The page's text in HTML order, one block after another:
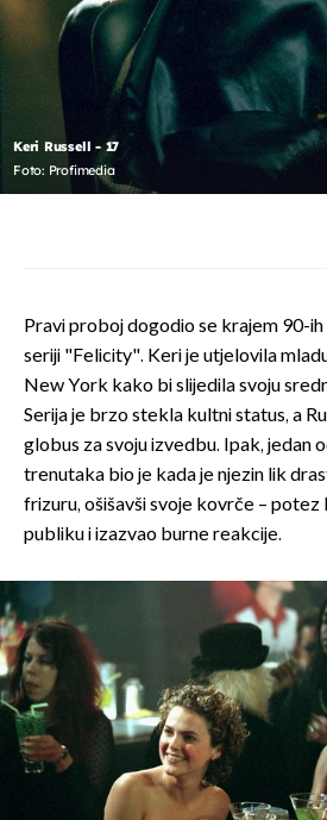
Keri Russell - 17
Foto: Profimedia
Pravi proboj dogodio se krajem 90-
seriji "Felicity". Keri je utjelovila
New York kako bi slijedila svoju
Serija je brzo stekla kultni status, a
globus za svoju izvedbu. Ipak, jedan
trenutaka bio je kada je njezin lik
frizuru, ošišavši svoje kovrče – potez
publiku i izazvao burne reakcije.